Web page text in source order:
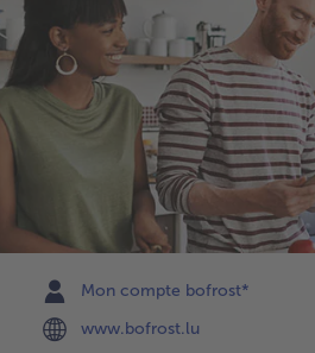
Mon compte bofrost*
www.bofrost.lu